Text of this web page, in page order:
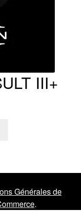
III+
Générales de
.